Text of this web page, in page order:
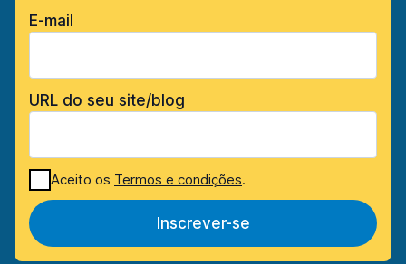
E-mail
URL do seu site/blog
Aceito os Termos e condições.
Inscrever-se